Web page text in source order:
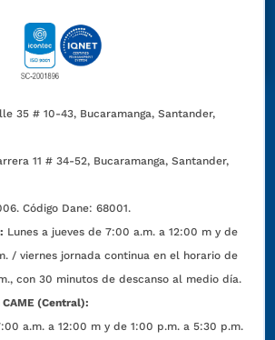
35 # 10-43, Bucaramanga, Santander,
11 # 34-52, Bucaramanga, Santander,
Código Dane: 68001.
Lunes a jueves de 7:00 a.m. a 12:00 m y de
/ viernes jornada continua en el horario de
con 30 minutos de descanso al medio día.
(Central):
a.m. a 12:00 m y de 1:00 p.m. a 5:30 p.m.